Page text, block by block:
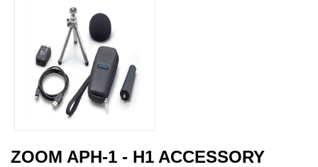
ZOOM APH-1 - H1 ACCESSORY